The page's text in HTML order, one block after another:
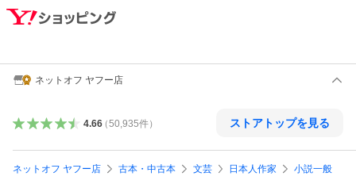
ネットオフ ヤフー店
4.66（50,935件） ストアトップを見る
ネットオフ ヤフー店 古本・中古本 文芸 日本人作家 小説一般